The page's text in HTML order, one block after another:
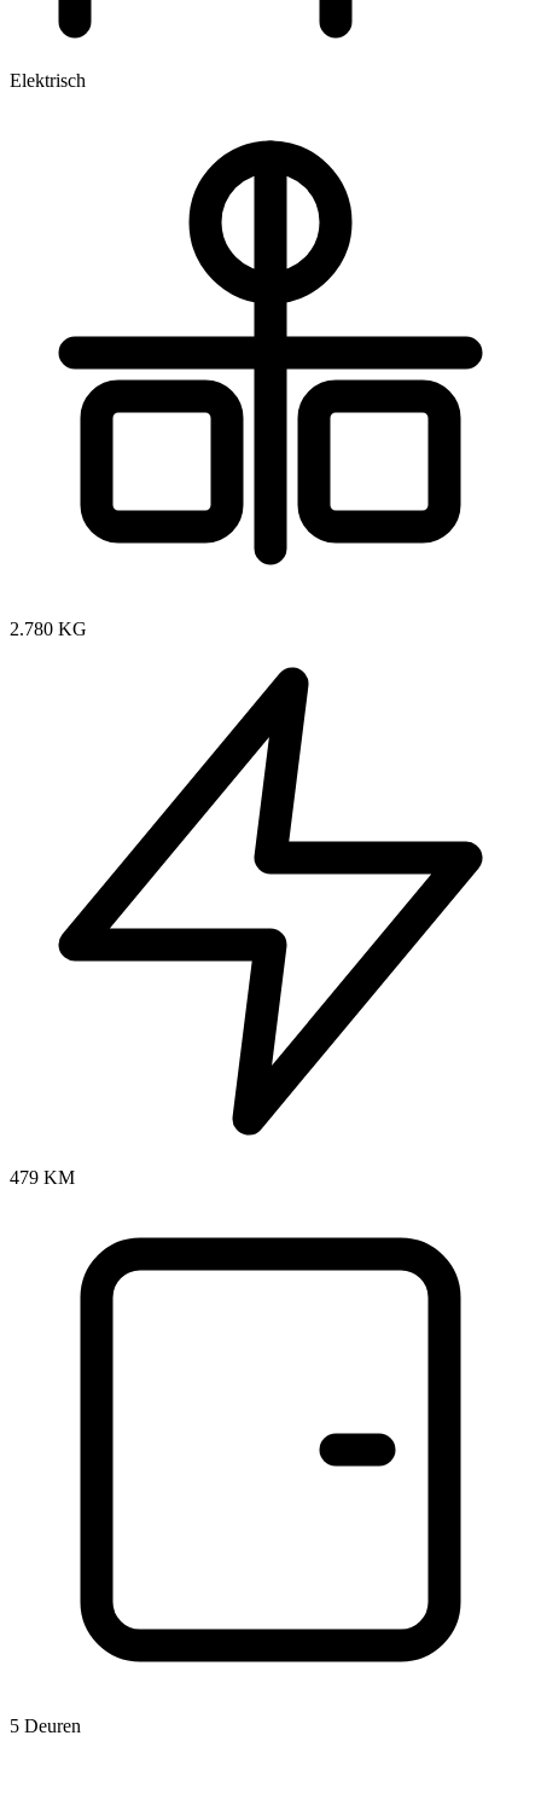
Elektrisch
2.780 KG
479 KM
5 Deuren